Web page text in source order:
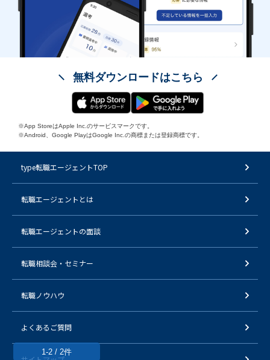
1-2 / 2件
無料ダウンロードはこちら
※App StoreはApple Inc.のサービスマークです。
※Android、Google PlayはGoogle Inc.の商標または登録商標です。
type転職エージェントTOP
転職エージェントとは
転職エージェントの面談
転職相談会・セミナー
転職ノウハウ
よくあるご質問